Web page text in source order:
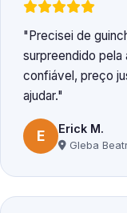
Precisei de
surpreendido pela
confiável, preço
ajudar.
E Erick M.
Gleba